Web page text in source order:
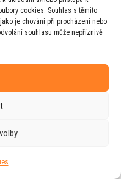
cookies. Souhlas s těmito
je chování při procházení nebo
souhlasu může nepříznivě
BRAND.